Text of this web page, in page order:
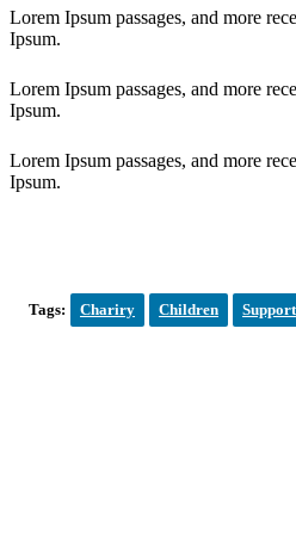
Lorem Ipsum passages, and more
Ipsum.
Lorem Ipsum passages, and more
Ipsum.
Lorem Ipsum passages, and more
Ipsum.
Tags: Chariry Children Support